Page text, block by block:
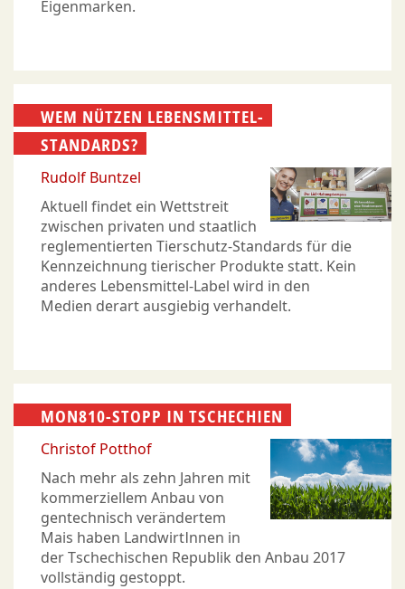
Eigenmarken.
WEM NÜTZEN LEBENSMITTEL-
STANDARDS?
Rudolf Buntzel
Aktuell findet ein Wettstreit
zwischen privaten und staatlich
reglementierten Tierschutz-Standards für die
Kennzeichnung tierischer Produkte statt. Kein
anderes Lebensmittel-Label wird in den
Medien derart ausgiebig verhandelt.
MON810-STOPP IN TSCHECHIEN
Christof Potthof
Nach mehr als zehn Jahren mit
kommerziellem Anbau von
gentechnisch verändertem
Mais haben LandwirtInnen in
der Tschechischen Republik den Anbau 2017
vollständig gestoppt.